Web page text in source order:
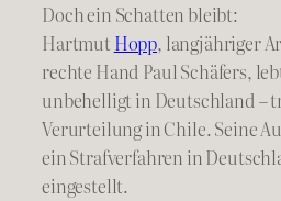
Doch ein Schatten bleibt:
Hartmut Hopp, langjähriger
rechte Hand Paul Schäfers,
unbehelligt in Deutschland –
Verurteilung in Chile. Seine
ein Strafverfahren in
eingestellt.